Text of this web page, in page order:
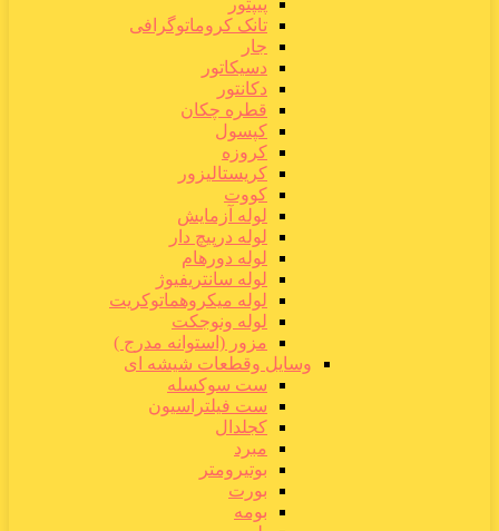
پیپتور
تانک کروماتوگرافی
جار
دسیکاتور
دکانتور
قطره چکان
کپسول
کروزه
کریستالیزور
کووت
لوله آزمایش
لوله درپیچ دار
لوله دورهام
لوله سانتریفیوژ
لوله میکروهماتوکریت
لوله ونوجکت
مزور (استوانه مدرج )
وسایل وقطعات شیشه ای
ست سوکسله
ست فیلتراسیون
کجلدال
مبرد
بوتیرومتر
بورت
بومه